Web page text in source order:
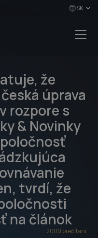
SK
že
úprava
rozpore s
& Novinky
tvrdí, že
na článok
2000 prečítaní